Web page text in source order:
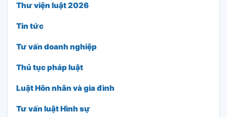
Thư viện luật 2026
Tin tức
Tư vấn doanh nghiệp
Thủ tục pháp luật
Luật Hôn nhân và gia đình
Tư vấn luật Hình sự